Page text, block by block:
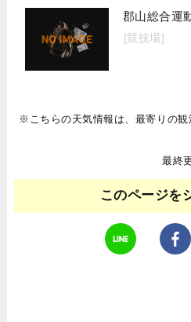
郡山総合運
[競技場]
※こちらの天気情報は、最寄りの
最終
このページを